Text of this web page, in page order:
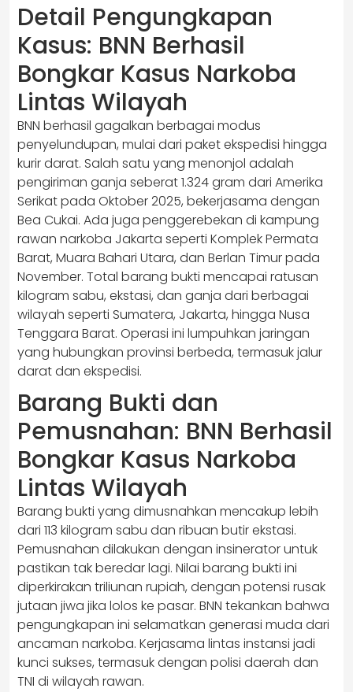
Detail Pengungkapan
Kasus: BNN Berhasil
Bongkar Kasus Narkoba
Lintas Wilayah
BNN berhasil gagalkan berbagai modus
penyelundupan, mulai dari paket ekspedisi hingga
kurir darat. Salah satu yang menonjol adalah
pengiriman ganja seberat 1.324 gram dari Amerika
Serikat pada Oktober 2025, bekerjasama dengan
Bea Cukai. Ada juga penggerebekan di kampung
rawan narkoba Jakarta seperti Komplek Permata
Barat, Muara Bahari Utara, dan Berlan Timur pada
November. Total barang bukti mencapai ratusan
kilogram sabu, ekstasi, dan ganja dari berbagai
wilayah seperti Sumatera, Jakarta, hingga Nusa
Tenggara Barat. Operasi ini lumpuhkan jaringan
yang hubungkan provinsi berbeda, termasuk jalur
darat dan ekspedisi.
Barang Bukti dan
Pemusnahan: BNN Berhasil
Bongkar Kasus Narkoba
Lintas Wilayah
Barang bukti yang dimusnahkan mencakup lebih
dari 113 kilogram sabu dan ribuan butir ekstasi.
Pemusnahan dilakukan dengan insinerator untuk
pastikan tak beredar lagi. Nilai barang bukti ini
diperkirakan triliunan rupiah, dengan potensi rusak
jutaan jiwa jika lolos ke pasar. BNN tekankan bahwa
pengungkapan ini selamatkan generasi muda dari
ancaman narkoba. Kerjasama lintas instansi jadi
kunci sukses, termasuk dengan polisi daerah dan
TNI di wilayah rawan.